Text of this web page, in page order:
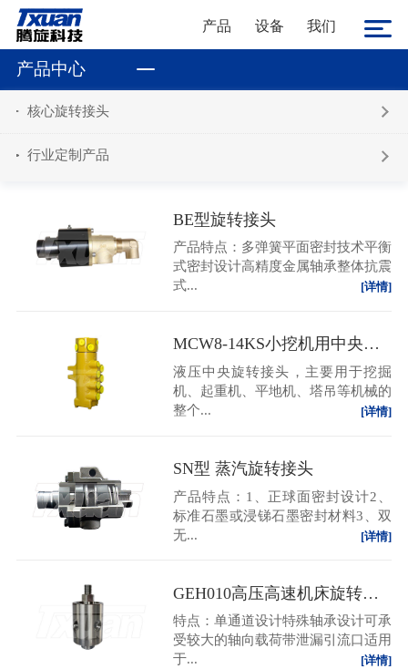
产品 设备 我们
产品中心
核心旋转接头
行业定制产品
BE型旋转接头
产品特点：多弹簧平面密封技术平衡
式密封设计高精度金属轴承整体抗震
式...
[详情]
MCW8-14KS小挖机用中央回转接头
液压中央旋转接头，主要用于挖掘
机、起重机、平地机、塔吊等机械的
整个...
[详情]
SN型 蒸汽旋转接头
产品特点：1、正球面密封设计2、
标准石墨或浸锑石墨密封材料3、双
无...
[详情]
GEH010高压高速机床旋转接头
特点：单通道设计特殊轴承设计可承
受较大的轴向载荷带泄漏引流口适用
于...
[详情]